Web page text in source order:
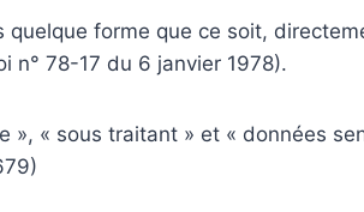
forme que ce soit,
n° 78-17 du 6 janvier 1978).
« sous traitant » et « données